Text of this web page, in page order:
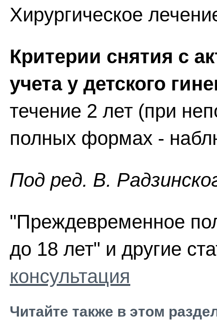
Хирургическое
Критерии снятия с
учета у детского
течение 2 лет (при
полных формах -
Пoд peд. В.
"Преждевременное
до 18 лет" и другие
консультация
Читайте также в этом